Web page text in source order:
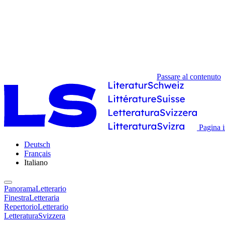
Passare al contenuto
Pagina
Deutsch
Français
Italiano
PanoramaLetterario
FinestraLetteraria
RepertorioLetterario
LetteraturaSvizzera